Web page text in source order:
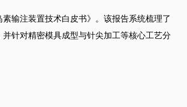
输注装置技术白皮书》。该报告系统梳理了
针对精密模具成型与针尖加工等核心工艺分